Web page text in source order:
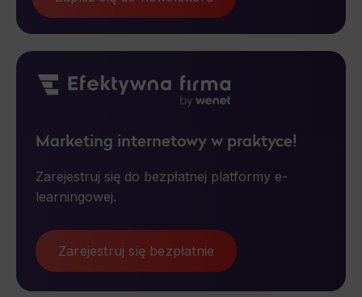
Functionality
example, we may use functional cookies to remember your language preferences or to remember your login information, making it
easier for you to use the site.
Analytics
effectiveness of actions taken and content presented.
Marketing
Scope responsible for displaying personalized ads that may be of interest to the user based on browsing history and habits
and demographic criteria. Also, third-party files that, in conjunction with files installed while browsing other websites, profile the
Marketing internetowy w praktyce!
Zarejestruj się do bezpłatnej platformy e-
learningowej.
Zarejestruj się bezpłatnie